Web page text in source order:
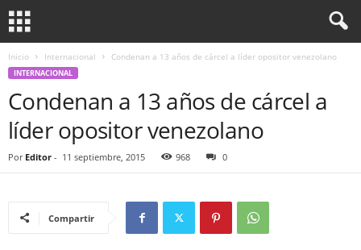
Inicio Internacional Condenan a 13 años de cárcel a líder opositor venezolano
INTERNACIONAL
Condenan a 13 años de cárcel a
líder opositor venezolano
Por Editor - 11 septiembre, 2015 968 0
Compartir